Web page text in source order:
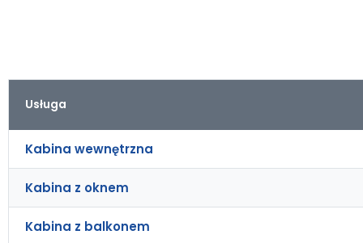
Usługa
Kabina wewnętrzna
Kabina z oknem
Kabina z balkonem